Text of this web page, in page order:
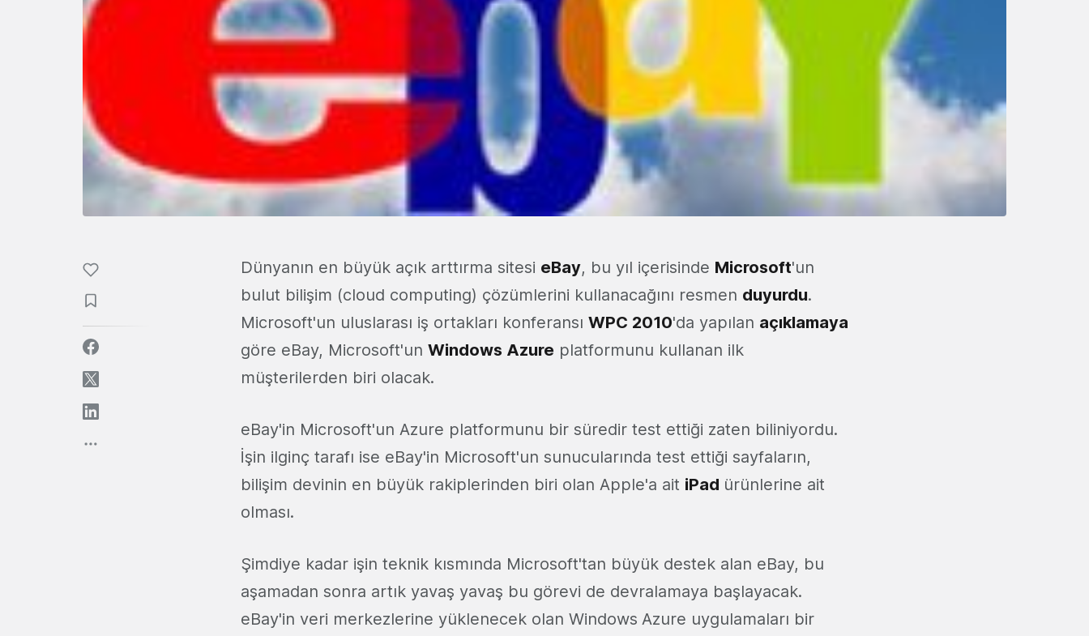
Dünyanın en büyük açık arttırma sitesi eBay, bu yıl içerisinde Microsoft'un
bulut bilişim (cloud computing) çözümlerini kullanacağını resmen duyurdu.
Microsoft'un uluslarası iş ortakları konferansı WPC 2010'da yapılan açıklamaya
göre eBay, Microsoft'un Windows Azure platformunu kullanan ilk
müşterilerden biri olacak.
eBay'in Microsoft'un Azure platformunu bir süredir test ettiği zaten biliniyordu.
İşin ilginç tarafı ise eBay'in Microsoft'un sunucularında test ettiği sayfaların,
bilişim devinin en büyük rakiplerinden biri olan Apple'a ait iPad ürünlerine ait
olması.
Şimdiye kadar işin teknik kısmında Microsoft'tan büyük destek alan eBay, bu
aşamadan sonra artık yavaş yavaş bu görevi de devralamaya başlayacak.
eBay'in veri merkezlerine yüklenecek olan Windows Azure uygulamaları bir